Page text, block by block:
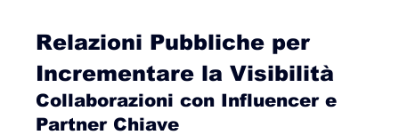
Relazioni Pubbliche per
Incrementare la Visibilità
Collaborazioni con Influencer e
Partner Chiave